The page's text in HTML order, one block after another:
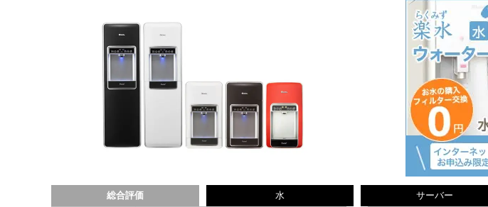
総合評価 水 サーバー